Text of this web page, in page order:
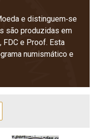
e distinguem‑se
são produzidas em
e Proof. Esta
numismático e